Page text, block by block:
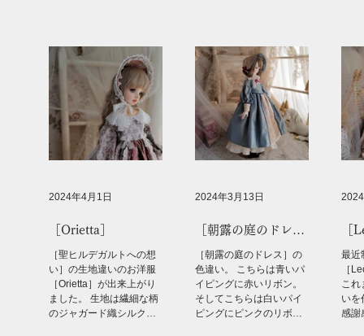
したものを配布している
んですよ。 出版されるこ
とがまだまだ少ない中世
の楽譜・・・元の写本は
欧米の博物館...
特典として、今日は私が
中世ハープで弾いている
楽譜をシェアいたします
ね。 私が先生に見ていた
だきながら中世の楽譜を
現代譜にしてみた楽譜で
す。
特典
楽
ね
だ
現代
す。
［Orietta］
［聖ヒルデガルトへの想
い］の生地違いのお洋服
［Orietta］が出来上がり
ました。 生地は繊細な柄
のジャガード織シルクで
2024年4月1日
［朝露の庭のドレ
ス］の色違いいろい
ろ
［朝露の庭のドレス］の
色違い。 こちらは青いパ
イピングに赤いリボン。
そしてこちらは白いパイ
ピングにピンクのリボ
2024年3月13日
［
最近
［
これ
いを
感謝